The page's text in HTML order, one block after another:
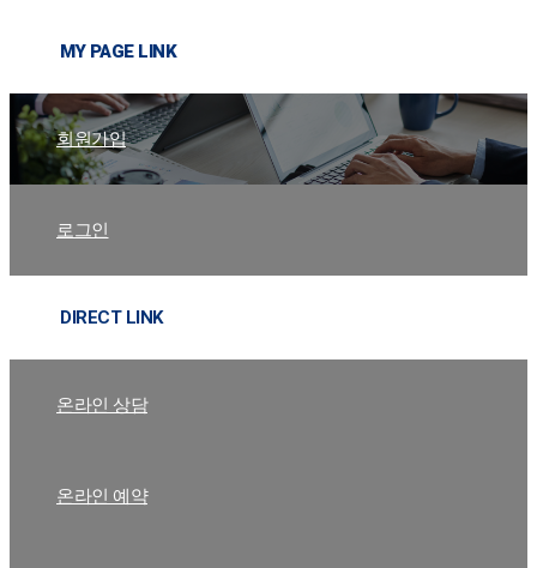
MY PAGE LINK
회원가입
로그인
DIRECT LINK
온라인 상담
온라인 예약